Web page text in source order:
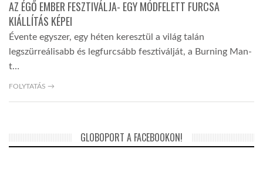
AZ ÉGŐ EMBER FESZTIVÁLJA- EGY MÓDFELETT FURCSA
KIÁLLÍTÁS KÉPEI
Évente egyszer, egy héten keresztül a világ talán
legszürreálisabb és legfurcsább fesztiválját, a Burning Man-
t…
FOLYTATÁS →
GLOBOPORT A FACEBOOKON!